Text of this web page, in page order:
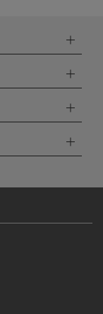
いた場合はキャ
ざいます。あら